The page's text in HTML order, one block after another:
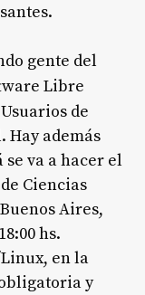
gente del
Libre
de
Hay además
se va a hacer el
Ciencias
Aires,
hs.
en la
y